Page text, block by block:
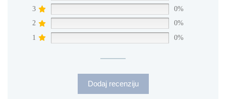
3
0%
2
0%
1
0%
Dodaj recenziju